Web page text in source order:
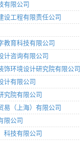
有限公司
设工程有限责任公司
教育科技有限公司
计咨询有限公司
饰环境设计研究院有限公司
计有限公司
究院有限公司
易（上海）有限公司
限公司
科技有限公司